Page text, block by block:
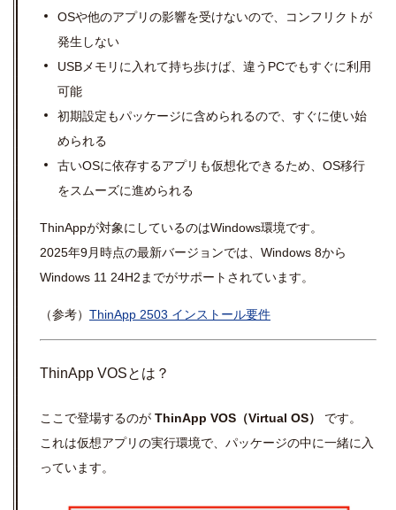
OSや他のアプリの影響を受けないので、コンフリクトが
発生しない
USBメモリに入れて持ち歩けば、違うPCでもすぐに利用
可能
初期設定もパッケージに含められるので、すぐに使い始
められる
古いOSに依存するアプリも仮想化できるため、OS移行
をスムーズに進められる
ThinAppが対象にしているのはWindows環境です。
2025年9月時点の最新バージョンでは、Windows 8から
Windows 11 24H2までがサポートされています。
（参考） ThinApp 2503 インストール要件
ThinApp VOSとは？
ここで登場するのが ThinApp VOS（Virtual OS）
です。
これは仮想アプリの実行環境で、パッケージの中に一緒に入
っています。